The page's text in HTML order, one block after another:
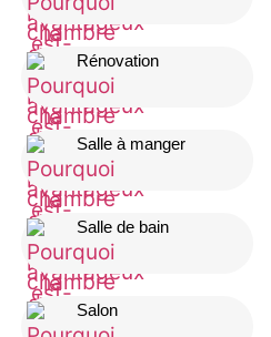
Rénovation
Salle à manger
Salle de bain
Salon